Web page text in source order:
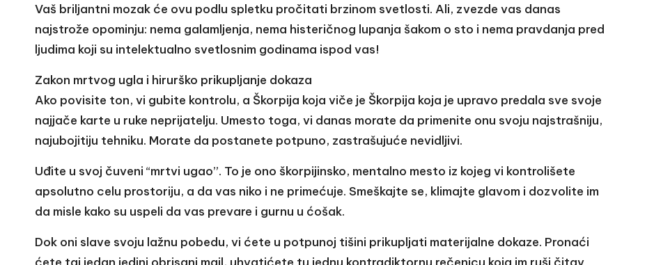
Vaš briljantni mozak će ovu podlu spletku pročitati brzinom svetlosti. Ali, zvezde vas danas
najstrože opominju: nema galamljenja, nema histeričnog lupanja šakom o sto i nema pravdanja pred
ljudima koji su intelektualno svetlosnim godinama ispod vas!
Zakon mrtvog ugla i hirurško prikupljanje dokaza
Ako povisite ton, vi gubite kontrolu, a Škorpija koja viče je Škorpija koja je upravo predala sve svoje
najjače karte u ruke neprijatelju. Umesto toga, vi danas morate da primenite onu svoju najstrašniju,
najubojitiju tehniku. Morate da postanete potpuno, zastrašujuće nevidljivi.
Uđite u svoj čuveni “mrtvi ugao”. To je ono škorpijinsko, mentalno mesto iz kojeg vi kontrolišete
apsolutno celu prostoriju, a da vas niko i ne primećuje. Smeškajte se, klimajte glavom i dozvolite im
da misle kako su uspeli da vas prevare i gurnu u ćošak.
Dok oni slave svoju lažnu pobedu, vi ćete u potpunoj tišini prikupljati materijalne dokaze. Pronaći